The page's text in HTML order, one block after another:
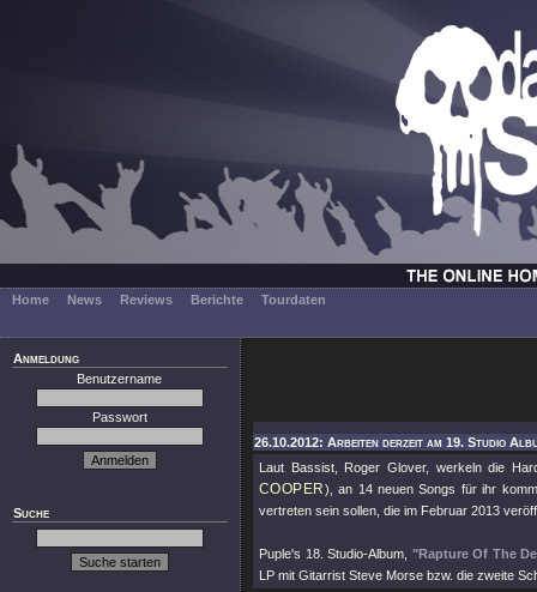
Home News Reviews Berichte Tourdaten
Anmeldung
Benutzername
Passwort
Suche
26.10.2012: Arbeiten derzeit am 19. Studio
Laut Bassist, Roger Glover, werkeln die
COOPER), an 14 neuen Songs für ihr
vertreten sein sollen, die im Februar 2013
Puple's 18. Studio-Album, "Rapture Of The
LP mit Gitarrist Steve Morse bzw. die zweite